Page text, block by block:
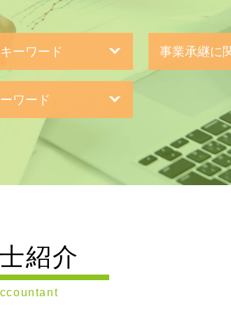
ーワード
書類
事業承継に
持株会社 事
組織 再編
事業承継 流れ
事業承継 株式
ワード
士 相談
税理士 相談
理士 相談
士 相談
理士 相談
理士 相談
紹介